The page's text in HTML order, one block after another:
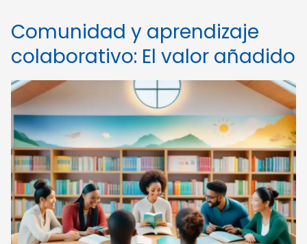
Comunidad y aprendizaje
colaborativo: El valor añadido